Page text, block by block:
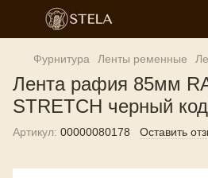
Фурнитура Ленты ременные
Лента рафия 85мм
STRETCH черный
Артикул: 00000080178 Оставить